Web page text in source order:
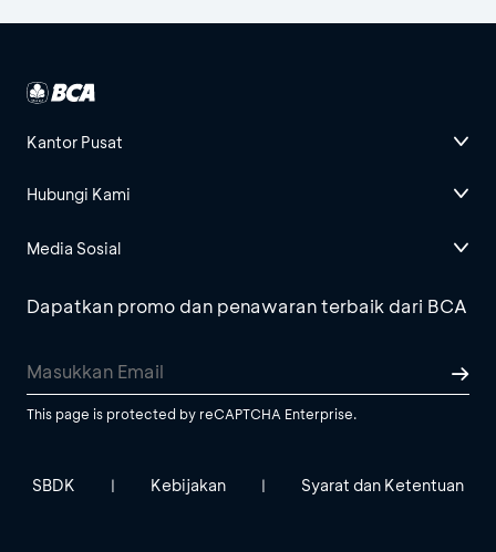
Kantor Pusat
Hubungi Kami
Media Sosial
Dapatkan promo dan penawaran terbaik dari BCA
This page is protected by reCAPTCHA Enterprise.
SBDK | Kebijakan | Syarat dan Ketentuan